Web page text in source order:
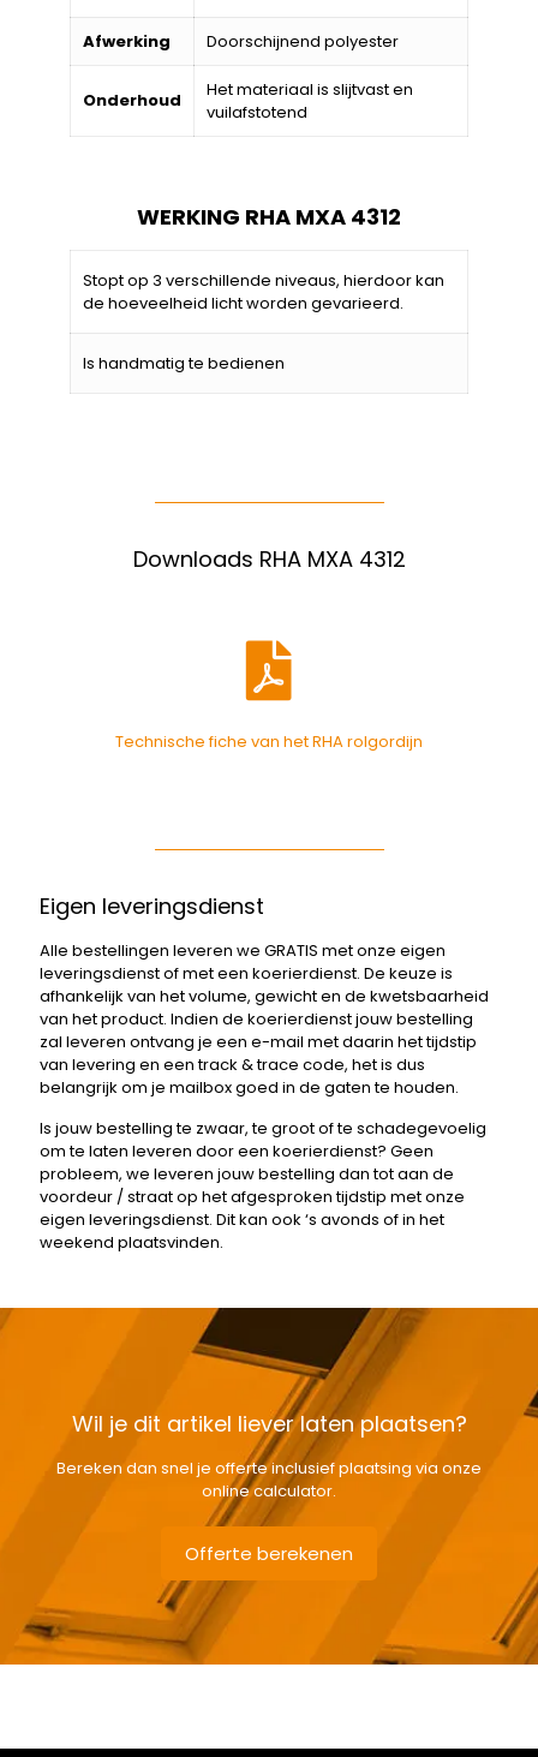
Afwerking Doorschijnend polyester
Onderhoud
Het materiaal is slijtvast en
vuilafstotend
WERKING RHA MXA 4312
Stopt op 3 verschillende niveaus, hierdoor kan
de hoeveelheid licht worden gevarieerd.
Is handmatig te bedienen
Downloads RHA MXA 4312
Technische fiche van het RHA rolgordijn
Eigen leveringsdienst
Alle bestellingen leveren we GRATIS met onze eigen
leveringsdienst of met een koerierdienst. De keuze is
afhankelijk van het volume, gewicht en de kwetsbaarheid
van het product. Indien de koerierdienst jouw bestelling
zal leveren ontvang je een e-mail met daarin het tijdstip
van levering en een track & trace code, het is dus
belangrijk om je mailbox goed in de gaten te houden.
Is jouw bestelling te zwaar, te groot of te schadegevoelig
om te laten leveren door een koerierdienst? Geen
probleem, we leveren jouw bestelling dan tot aan de
voordeur / straat op het afgesproken tijdstip met onze
eigen leveringsdienst. Dit kan ook ‘s avonds of in het
weekend plaatsvinden.
Wil je dit artikel liever laten plaatsen?
Bereken dan snel je offerte inclusief plaatsing via onze
online calculator.
Offerte berekenen